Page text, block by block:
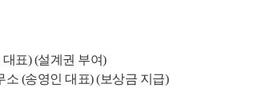
표) (설계권 부여)
소 (송영인 대표) (보상금 지급)